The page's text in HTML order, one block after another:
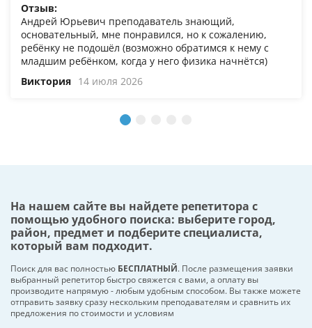
Отзыв:
Андрей Юрьевич преподаватель знающий,
основательный, мне понравился, но к сожалению,
ребёнку не подошёл (возможно обратимся к нему с
младшим ребёнком, когда у него физика начнётся)
Виктория 14 июля 2026
На нашем сайте вы найдете репетитора с
помощью удобного поиска: выберите город,
район, предмет и подберите специалиста,
который вам подходит.
Поиск для вас полностью БЕСПЛАТНЫЙ. После размещения заявки
выбранный репетитор быстро свяжется с вами, а оплату вы
производите напрямую - любым удобным способом. Вы также можете
отправить заявку сразу нескольким преподавателям и сравнить их
предложения по стоимости и условиям